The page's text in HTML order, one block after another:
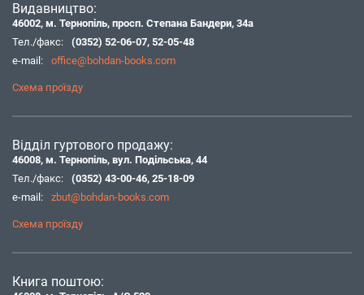
Видавництво:
46002, м. Тернопіль, просп. Степана Бандери, 34а
Тел./факс:
(0352) 52-06-07, 52-05-48
e-mail:
office@bohdan-books.com
Схема проїзду
Відділ гуртового продажу:
46008, м. Тернопіль, вул. Подільська, 44
Тел./факс:
(0352) 43-00-46, 25-18-09
e-mail:
zbut@bohdan-books.com
Схема проїзду
Книга поштою: